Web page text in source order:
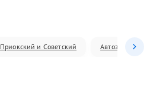
Приокский и Советский Автозаводский